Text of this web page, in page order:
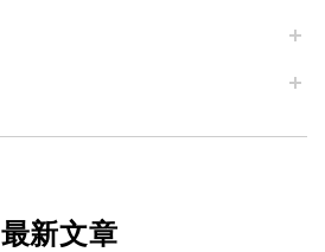
最新文章